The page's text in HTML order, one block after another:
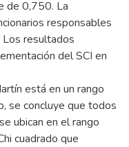
de 0,750. La
responsables
Los resultados
del SCI en
está en un rango
se concluye que todos
ubican en el rango
cuadrado que